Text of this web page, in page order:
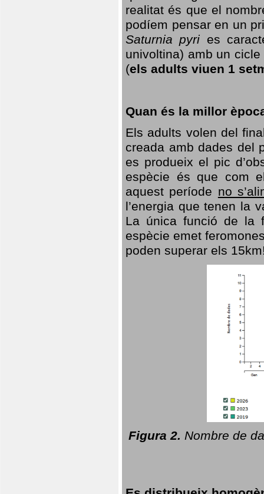
realitat és que el
podíem pensar en un
Saturnia pyri es
univoltina) amb un
(els adults viuen 1
Quan és la millor
Els adults volen del
creada amb dades del
es produeix el pic
espècie és que com
aquest període no
l’energia que tenen la
La única funció de la
espècie emet
poden superar els
Figura 2. Nombre de